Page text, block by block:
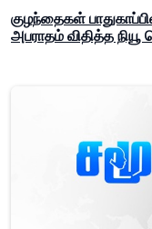
குழந்தைகள்
அபராதம் விதித்த